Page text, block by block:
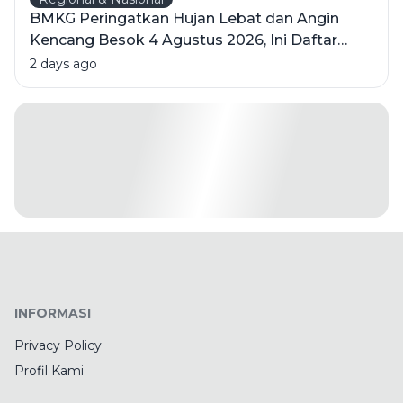
BMKG Peringatkan Hujan Lebat dan Angin
Kencang Besok 4 Agustus 2026, Ini Daftar
Wilayahnya
2 days ago
INFORMASI
Privacy Policy
Profil Kami